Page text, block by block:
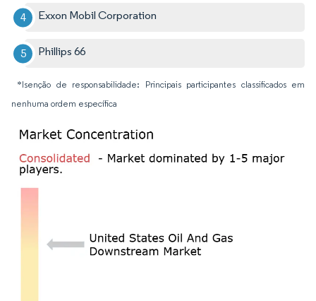
Exxon Mobil Corporation
Phillips 66
*Isenção de responsabilidade: Principais participantes classificados em
nenhuma ordem específica